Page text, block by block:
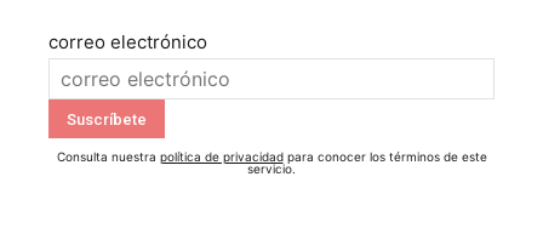
correo electrónico
Consulta nuestra política de privacidadpara conocer los términos de este
servicio.